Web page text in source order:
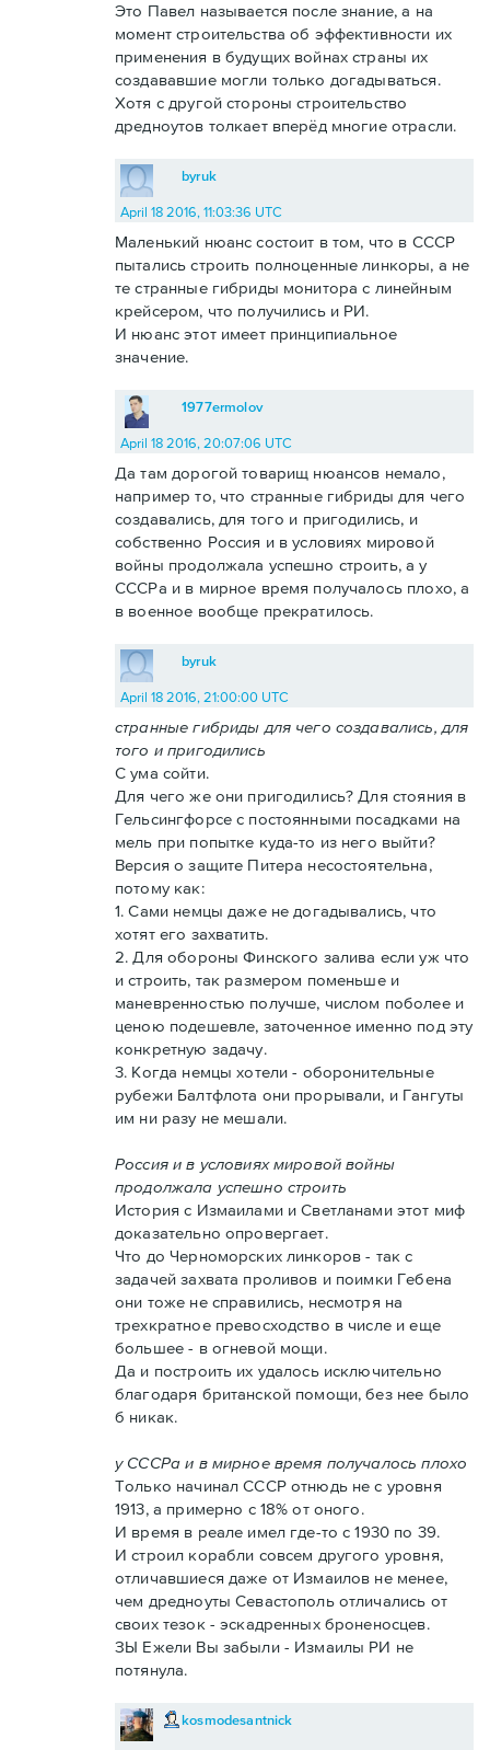
Это Павел называется после знание, а на
момент строительства об эффективности их
применения в будущих войнах страны их
создававшие могли только догадываться.
Хотя с другой стороны строительство
дредноутов толкает вперёд многие отрасли.
byruk
April 18 2016, 11:03:36 UTC
Маленький нюанс состоит в том, что в СССР
пытались строить полноценные линкоры, а не
те странные гибриды монитора с линейным
крейсером, что получились и РИ.
И нюанс этот имеет принципиальное
значение.
1977ermolov
April 18 2016, 20:07:06 UTC
Да там дорогой товарищ нюансов немало,
например то, что странные гибриды для чего
создавались, для того и пригодились, и
собственно Россия и в условиях мировой
войны продолжала успешно строить, а у
СССРа и в мирное время получалось плохо, а
в военное вообще прекратилось.
byruk
April 18 2016, 21:00:00 UTC
странные гибриды для чего создавались, для
того и пригодились
С ума сойти.
Для чего же они пригодились? Для стояния в
Гельсингфорсе с постоянными посадками на
мель при попытке куда-то из него выйти?
Версия о защите Питера несостоятельна,
потому как:
1. Сами немцы даже не догадывались, что
хотят его захватить.
2. Для обороны Финского залива если уж что
и строить, так размером поменьше и
маневренностью получше, числом поболее и
ценою подешевле, заточенное именно под эту
конкретную задачу.
3. Когда немцы хотели - оборонительные
рубежи Балтфлота они прорывали, и Гангуты
им ни разу не мешали.
Россия и в условиях мировой войны
продолжала успешно строить
История с Измаилами и Светланами этот миф
доказательно опровергает.
Что до Черноморских линкоров - так с
задачей захвата проливов и поимки Гебена
они тоже не справились, несмотря на
трехкратное превосходство в числе и еще
большее - в огневой мощи.
Да и построить их удалось исключительно
благодаря британской помощи, без нее было
б никак.
у СССРа и в мирное время получалось плохо
Только начинал СССР отнюдь не с уровня
1913, а примерно с 18% от оного.
И время в реале имел где-то с 1930 по 39.
И строил корабли совсем другого уровня,
отличавшиеся даже от Измаилов не менее,
чем дредноуты Севастополь отличались от
своих тезок - эскадренных броненосцев.
ЗЫ Ежели Вы забыли - Измаилы РИ не
потянула.
kosmodesantnick